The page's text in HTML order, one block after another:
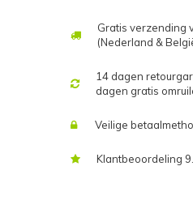
Gratis verzending
(Nederland &
14 dagen
dagen gratis
Veilige
Klantbeoordeling